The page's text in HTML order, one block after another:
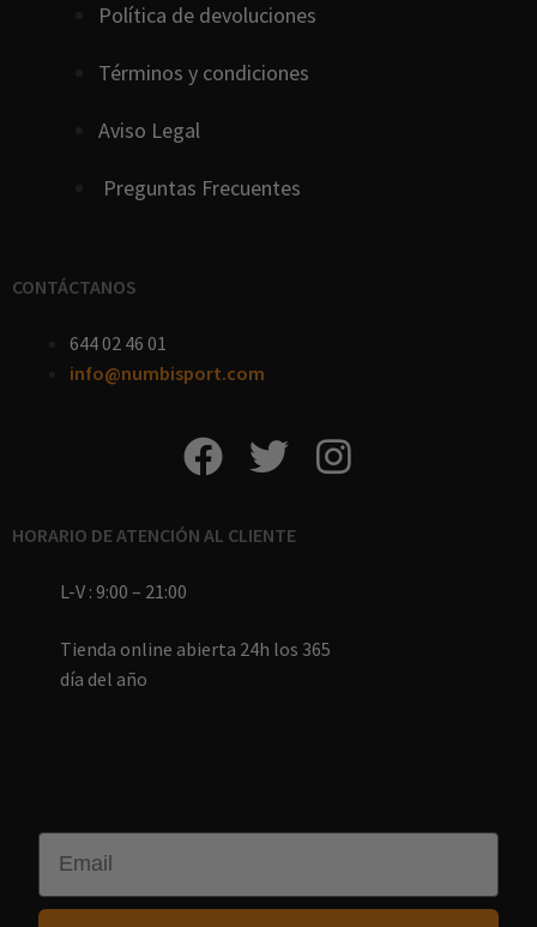
Política de devoluciones
Términos y condiciones
Aviso Legal
Preguntas Frecuentes
CONTÁCTANOS
644 02 46 01
info@numbisport.com
HORARIO DE ATENCIÓN AL CLIENTE
L-V : 9:00 – 21:00
Tienda online abierta 24h los 365
día del año
Email